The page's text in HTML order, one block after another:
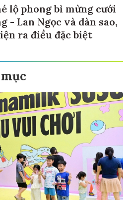
lộ phong bì mừng cưới
- Lan Ngọc và dàn sao,
ra điều đặc biệt